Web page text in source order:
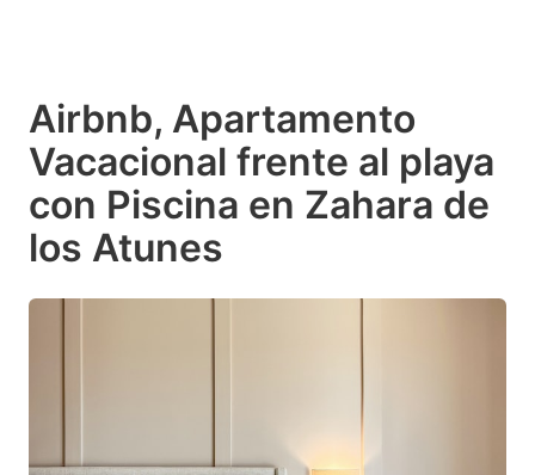
Airbnb, Apartamento
Vacacional frente al playa
con Piscina en Zahara de
los Atunes